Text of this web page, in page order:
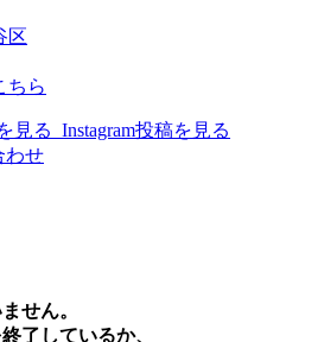
区
ちら
見る Instagram投稿を見る
わせ
せん。
了しているか、